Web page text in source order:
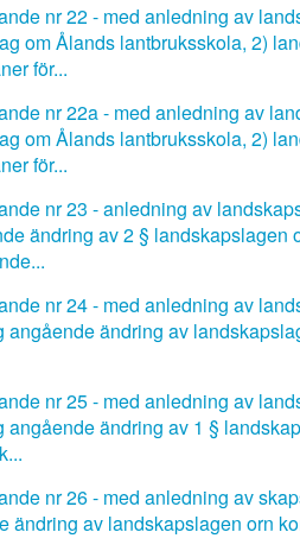
nr 22 - med anledning av
om Ålands lantbruksskola, 2)
för...
nr 22a - med anledning av
om Ålands lantbruksskola, 2)
för...
nr 23 - anledning av
ändring av 2 §
nr 24 - med anledning av
ändring av
nr 25 - med anledning av
ändring av 1 §
nr 26 - med anledning av
ändring av landskapslagen orn